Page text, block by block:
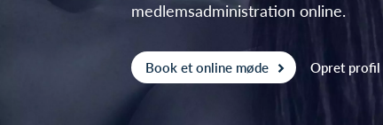
medlemsadministration online.
Book et online møde Opret profil